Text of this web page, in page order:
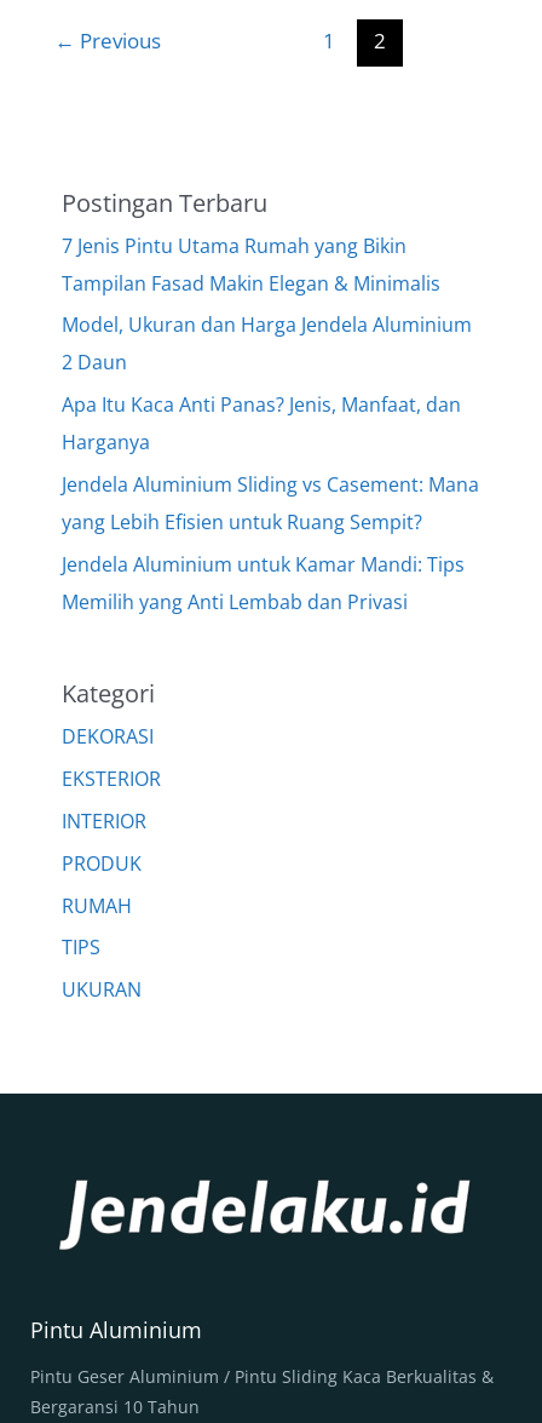
Rumah
Nyaman
Sehat
← Previous 1 2
Postingan Terbaru
7 Jenis Pintu Utama Rumah yang Bikin
Tampilan Fasad Makin Elegan & Minimalis
Model, Ukuran dan Harga Jendela Aluminium
2 Daun
Apa Itu Kaca Anti Panas? Jenis, Manfaat, dan
Harganya
Jendela Aluminium Sliding vs Casement: Mana
yang Lebih Efisien untuk Ruang Sempit?
Jendela Aluminium untuk Kamar Mandi: Tips
Memilih yang Anti Lembab dan Privasi
Kategori
DEKORASI
EKSTERIOR
INTERIOR
PRODUK
RUMAH
TIPS
UKURAN
Pintu Aluminium
Pintu Geser Aluminium / Pintu Sliding Kaca Berkualitas &
Bergaransi 10 Tahun